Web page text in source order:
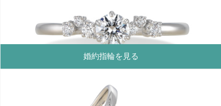
婚約指輪を見る